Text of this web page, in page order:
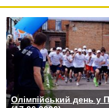
Олімпійський день у